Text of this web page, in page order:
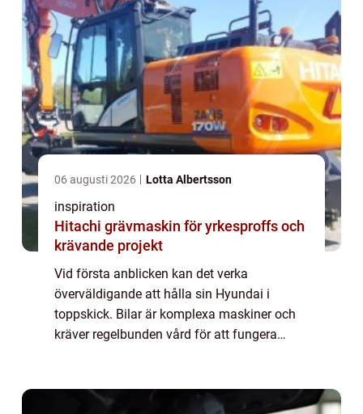
06 augusti 2026 Lotta Albertsson
inspiration
Hitachi grävmaskin för yrkesproffs och
krävande projekt
Vid första anblicken kan det verka
överväldigande att hålla sin Hyundai i
toppskick. Bilar är komplexa maskiner och
kräver regelbunden vård för att fungera